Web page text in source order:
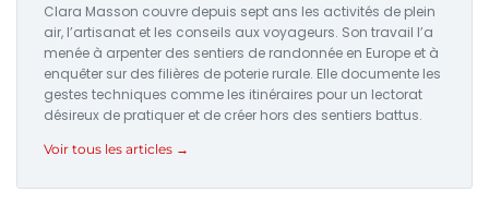
Clara Masson couvre depuis sept ans les activités de plein
air, l’artisanat et les conseils aux voyageurs. Son travail l’a
menée à arpenter des sentiers de randonnée en Europe et à
enquêter sur des filières de poterie rurale. Elle documente les
gestes techniques comme les itinéraires pour un lectorat
désireux de pratiquer et de créer hors des sentiers battus.
Voir tous les articles →